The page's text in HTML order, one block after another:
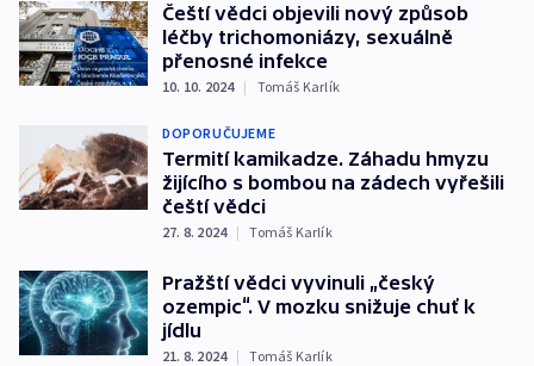
Čeští vědci objevili nový způsob
léčby trichomoniázy, sexuálně
přenosné infekce
10. 10. 2024 | Tomáš Karlík
DOPORUČUJEME
Termití kamikadze. Záhadu hmyzu
žijícího s bombou na zádech vyřešili
čeští vědci
27. 8. 2024 | Tomáš Karlík
Pražští vědci vyvinuli „český
ozempic“. V mozku snižuje chuť k
jídlu
21. 8. 2024 | Tomáš Karlík